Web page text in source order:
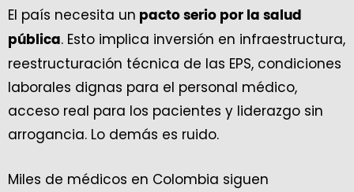
El país necesita un pacto serio por la salud
pública. Esto implica inversión en infraestructura,
reestructuración técnica de las EPS, condiciones
laborales dignas para el personal médico,
acceso real para los pacientes y liderazgo sin
arrogancia. Lo demás es ruido.
Miles de médicos en Colombia siguen